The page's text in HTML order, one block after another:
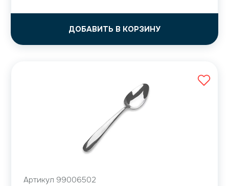
ДОБАВИТЬ В КОРЗИНУ
Артикул 99006502